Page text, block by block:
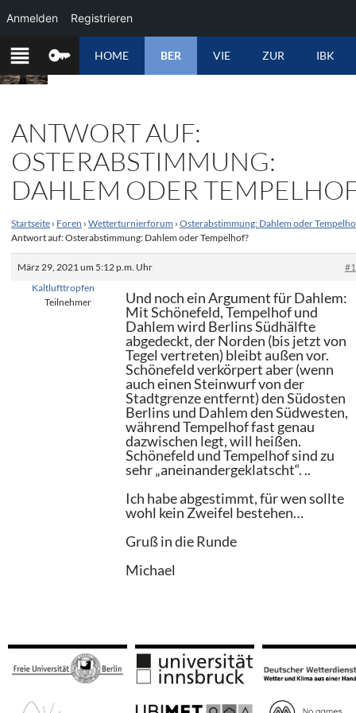
ZUM
INHALT
SPRINGEN
HOME BER VIE ZUR IBK
ANTWORT AUF:
OSTERABSTIMMUNG:
DAHLEM ODER
Startseite › Foren › Wetterturnierforum › Osterabstimmung: Dahlem oder
Antwort auf: Osterabstimmung: Dahlem oder Tempelhof?
März 29, 2021 um 5:12 p.m. Uhr
Kaltlufttropfen
Teilnehmer
Und noch ein Argument für Dahlem:
Mit Schönefeld, Tempelhof und
Dahlem wird Berlins Südhälfte
abgedeckt, der Norden (bis jetzt von
Tegel vertreten) bleibt außen vor.
Schönefeld verkörpert aber (wenn
auch einen Steinwurf von der
Stadtgrenze entfernt) den Südosten
Berlins und Dahlem den Südwesten,
während Tempelhof fast genau
dazwischen legt, will heißen.
Schönefeld und Tempelhof sind zu
sehr „aneinandergeklatscht“. ..
Ich habe abgestimmt, für wen sollte
wohl kein Zweifel bestehen…
Gruß in die Runde
Michael
Anmelden Registrieren